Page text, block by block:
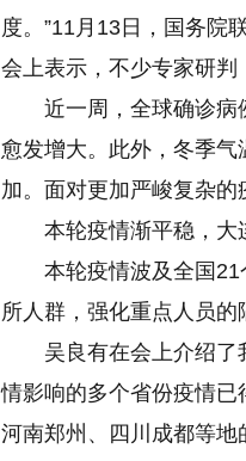
度。”11月13日，国务院
会上表示，不少专家研判
近一周，全球确诊病
愈发增大。此外，冬季
加。面对更加严峻复杂的
本轮疫情渐平稳，大
本轮疫情波及全国
所人群，强化重点人员的
吴良有在会上介绍
情影响的多个省份疫情已
河南郑州、四川成都等